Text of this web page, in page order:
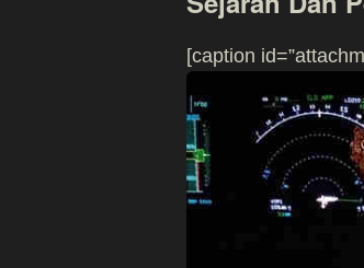
[caption